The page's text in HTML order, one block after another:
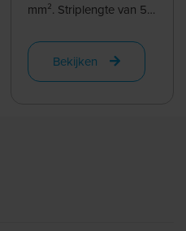
mm². Striplengte van 5
van de instelbare ...
Bekijken